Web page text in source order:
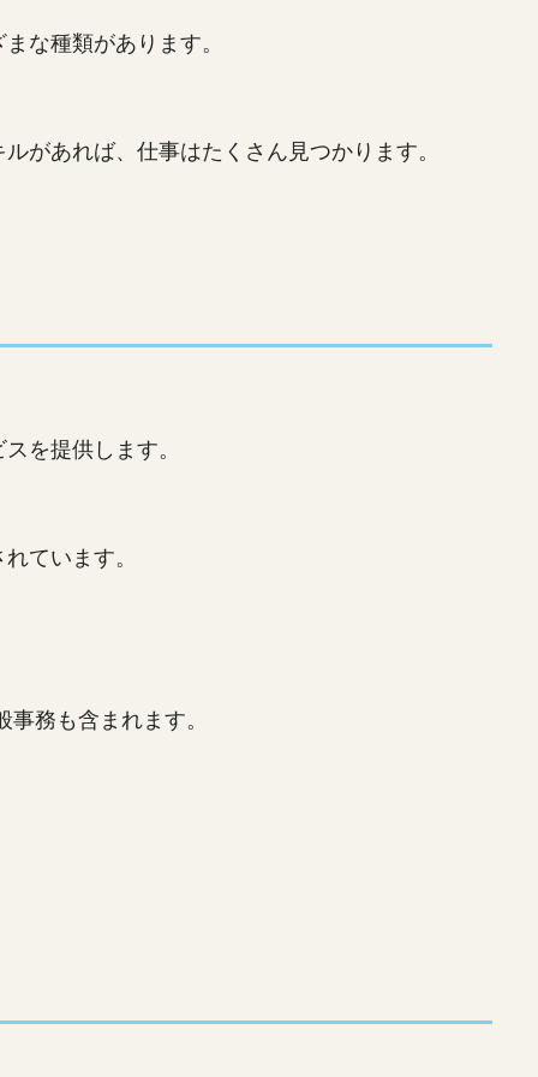
な種類があります。
があれば、仕事はたくさん見つかります。
を提供します。
ています。
務も含まれます。